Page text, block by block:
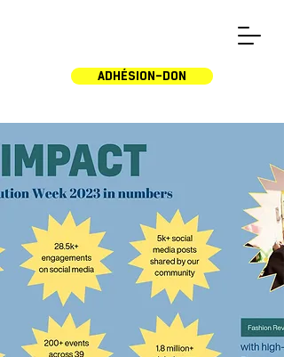
ADHÉSION-DON